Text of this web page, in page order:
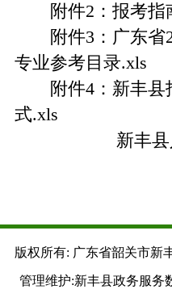
附件2：报考指
附件3：广东省
专业参考目录.xls
附件4：新丰
式.xls
新丰县
版权所有: 广东省韶关市新
管理维护:新丰县政务服务